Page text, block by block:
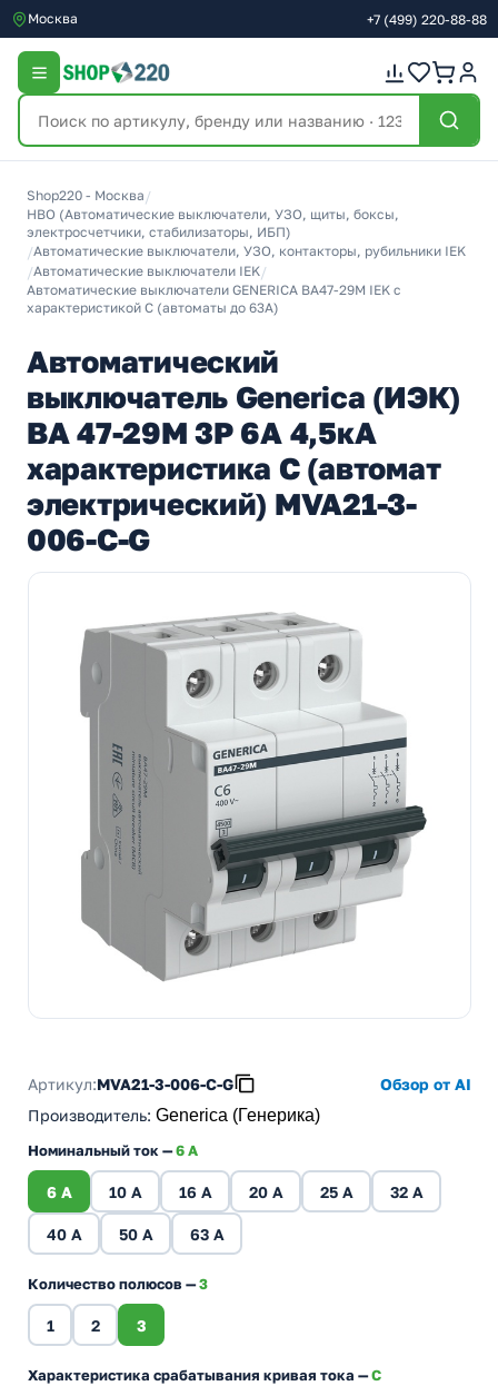
Москва +7 (499) 220-88-88
Shop220 - Москва /
НВО (Автоматические выключатели, УЗО, щиты, боксы,
электросчетчики, стабилизаторы, ИБП)
/Автоматические выключатели, УЗО, контакторы, рубильники IEK
/Автоматические выключатели IEK/
Автоматические выключатели GENERICA ВА47-29М IEK с
характеристикой C (автоматы до 63A)
Автоматический
выключатель Generica (ИЭК)
ВА 47-29М 3Р 6А 4,5кА
характеристика С (автомат
электрический) MVA21-3-
006-C-G
Артикул:MVA21-3-006-C-G
Обзор от AI
Производитель: Generica (Генерика)
Номинальный ток —6 A
6 A 10 A 16 A 20 A 25 A 32 A
40 A 50 A 63 A
Количество полюсов —3
1 2 3
Характеристика срабатывания кривая тока —C